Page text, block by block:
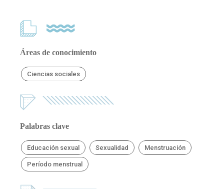
Áreas de conocimiento
Ciencias sociales
Palabras clave
Educación sexual Sexualidad Menstruación
Período menstrual